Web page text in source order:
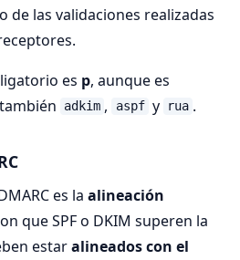
de las validaciones realizadas
es p, aunque es
adkim , aspf y rua .
es la alineación
que SPF o DKIM superen la
estaralineados con el